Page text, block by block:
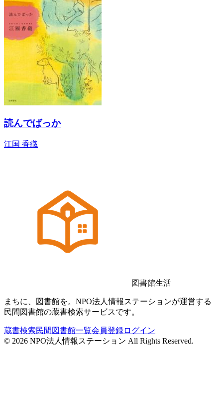
読んでばっか
江国 香織
図書館生活
まちに、図書館を。NPO法人情報ステーションが運営する
民間図書館の蔵書検索サービスです。
蔵書検索民間図書館一覧会員登録ログイン
© 2026 NPO法人情報ステーション All Rights Reserved.